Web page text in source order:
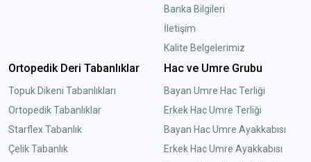
Banka Bilgileri
İletişim
Kalite Belgelerimiz
Ortopedik Deri Tabanlıklar
Topuk Dikeni Tabanlıkları
Ortopedik Tabanlıklar
Starflex Tabanlık
Çelik Tabanlık
Hac ve Umre Grubu
Bayan Umre Hac Terliği
Erkek Hac Umre Terliği
Bayan Hac Umre Ayakkabısı
Erkek Hac Umre Ayakkabısı